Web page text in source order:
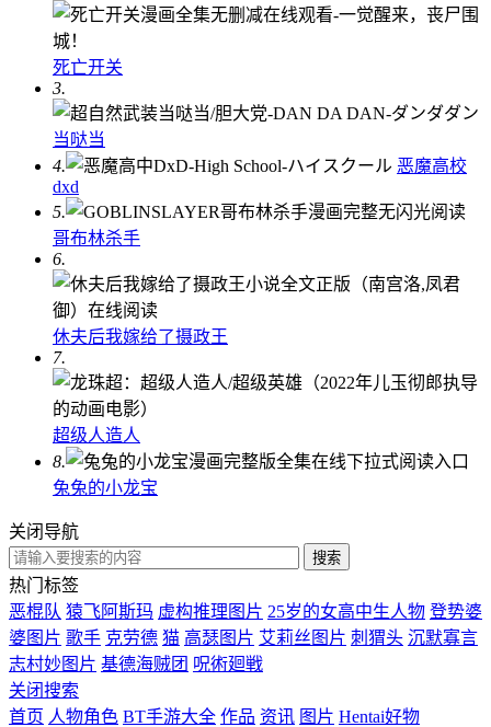
死亡开关
3.
当哒当
4.
恶魔高校
dxd
5.
哥布林杀手
6.
休夫后我嫁给了摄政王
7.
超级人造人
8.
兔兔的小龙宝
关闭导航
热门标签
恶棍队 猿飞阿斯玛 虚构推理图片 25岁的女高中生人物 登势婆
婆图片 歌手 克劳德 猫 高瑟图片 艾莉丝图片 刺猬头 沉默寡言
志村妙图片 基德海贼团 呪術廻戦
关闭搜索
首页 人物角色 BT手游大全 作品 资讯 图片 Hentai好物